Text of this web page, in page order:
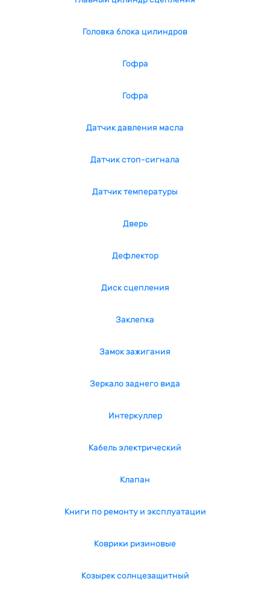
Головка блока цилиндров
Гофра
Гофра
Датчик давления масла
Датчик стоп-сигнала
Датчик температуры
Дверь
Дефлектор
Диск сцепления
Заклепка
Замок зажигания
Зеркало заднего вида
Интеркуллер
Кабель электрический
Клапан
Книги по ремонту и эксплуатации
Коврики ризиновые
Козырек солнцезащитный